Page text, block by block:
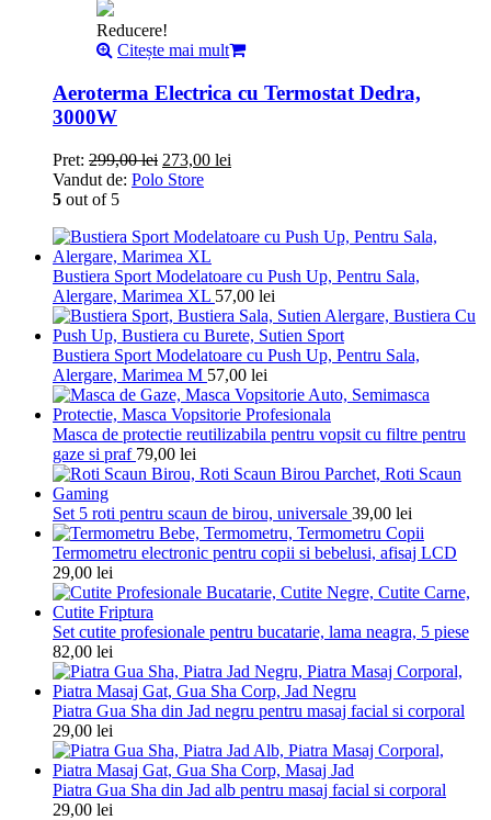
Reducere!
Citește mai mult
Aeroterma Electrica cu Termostat Dedra,
3000W
Pret: 299,00lei 273,00 lei
Vandut de: Polo Store
5 out of 5
Bustiera Sport Modelatoare cu Push Up, Pentru Sala,
Alergare, Marimea XL 57,00 lei
Bustiera Sport Modelatoare cu Push Up, Pentru Sala,
Alergare, Marimea M 57,00 lei
Masca de protectie reutilizabila pentru vopsit cu filtre pentru
gaze si praf 79,00 lei
Set 5 roti pentru scaun de birou, universale 39,00 lei
Termometru electronic pentru copii si bebelusi, afisaj LCD
29,00 lei
Set cutite profesionale pentru bucatarie, lama neagra, 5 piese
82,00 lei
Piatra Gua Sha din Jad negru pentru masaj facial si corporal
29,00 lei
Piatra Gua Sha din Jad alb pentru masaj facial si corporal
29,00 lei